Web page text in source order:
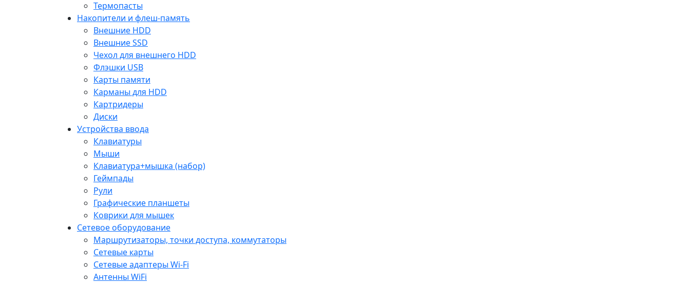
Термопасты
Накопители и флеш-память
Внешние HDD
Внешние SSD
Чехол для внешнего HDD
Флэшки USB
Карты памяти
Карманы для HDD
Картридеры
Диски
Устройства ввода
Клавиатуры
Мыши
Клавиатура+мышка (набор)
Геймпады
Рули
Графические планшеты
Коврики для мышек
Сетевое оборудование
Маршрутизаторы, точки доступа, коммутаторы
Сетевые карты
Сетевые адаптеры Wi-Fi
Антенны WiFi